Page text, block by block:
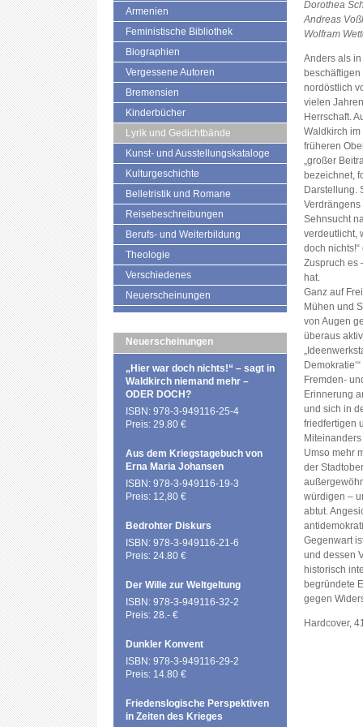
Armenien
Feministische Bibliothek
Biographien
Vergessene Autoren
Bremensien
Kinderbücher
Lyrik und Gedichtbände
Kunst- und Ausstellungskataloge
Kulturgeschichte
Belletristik und Romane
Reisebeschreibungen
Berufs- und Weiterbildung
Theologie
Verschiedenes
Neuerscheinungen
Neuerscheinungen
„Hier war doch nichts!“ – sagt in
Waldkirch niemand mehr –
ODER DOCH?
ISBN: 978-3-949116-25-4
Preis: 29.80 €
Aus dem Kriegstagebuch von
Erna Maria Johansen
ISBN: 978-3-949116-19-3
Preis: 12,80 €
Bedrohter Diskurs
ISBN: 978-3-949116-21-6
Preis: 24.80 €
Der Wille zur Weltgeltung
ISBN: 978-3-949116-32-2
Preis: 28.- €
Dunkler Konvent
ISBN: 978-3-949116-29-2
Preis: 14.80 €
Friedenslogische Perspektiven
in Zeiten des Krieges
Dorothea
Andreas
Wolfram
Anders als
nordöstlich
vielen
Herrschaft.
Waldkirch
früheren
„großer
bezeichnet,
Darstellung.
Verdrängens
Sehnsucht
verdeutlicht,
doch
Zuspruch es
hat.
Ganz auf
Mühen und
von Augen
überaus
Fremden-
Erinnerung
und sich in
friedfertigen
Umso mehr
der
würdigen –
abtut.
Gegenwart
und dessen
historisch
begründete
gegen
Hardcover,